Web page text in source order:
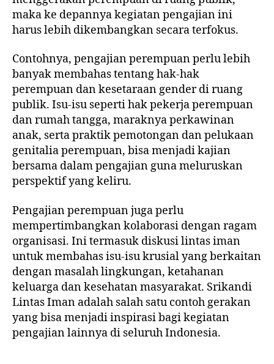
maka ke depannya kegiatan pengajian ini
harus lebih dikembangkan secara terfokus.
Contohnya, pengajian perempuan perlu lebih
banyak membahas tentang hak-hak
perempuan dan kesetaraan gender di ruang
publik. Isu-isu seperti hak pekerja perempuan
dan rumah tangga, maraknya perkawinan
anak, serta praktik pemotongan dan pelukaan
genitalia perempuan, bisa menjadi kajian
bersama dalam pengajian guna meluruskan
perspektif yang keliru.
Pengajian perempuan juga perlu
mempertimbangkan kolaborasi dengan ragam
organisasi. Ini termasuk diskusi lintas iman
untuk membahas isu-isu krusial yang berkaitan
dengan masalah lingkungan, ketahanan
keluarga dan kesehatan masyarakat. Srikandi
Lintas Iman adalah salah satu contoh gerakan
yang bisa menjadi inspirasi bagi kegiatan
pengajian lainnya di seluruh Indonesia.